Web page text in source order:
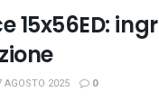
15x56ED:
2025 0